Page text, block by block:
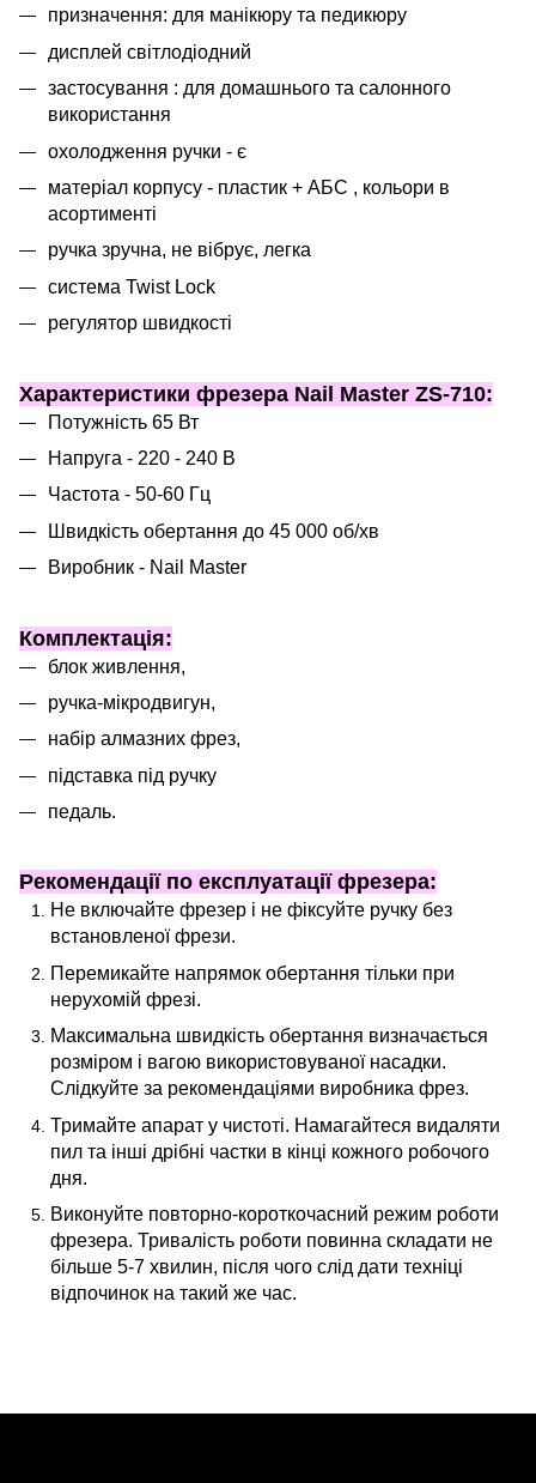
призначення: для манікюру та педикюру
дисплей світлодіодний
застосування : для домашнього та салонного
використання
охолодження ручки - є
матеріал корпусу - пластик + АБС , кольори в
асортименті
ручка зручна, не вібрує, легка
система Twist Lock
регулятор швидкості
Характеристики фрезера Nail Master ZS-710:
Потужність 65 Вт
Напруга - 220 - 240 В
Частота - 50-60 Гц
Швидкість обертання до 45 000 об/хв
Виробник - Nail Master
Комплектація:
блок живлення,
ручка-мікродвигун,
набір алмазних фрез,
підставка під ручку
педаль.
Рекомендації по експлуатації фрезера:
Не включайте фрезер і не фіксуйте ручку без
встановленої фрези.
Перемикайте напрямок обертання тільки при
нерухомій фрезі.
Максимальна швидкість обертання визначається
розміром і вагою використовуваної насадки.
Слідкуйте за рекомендаціями виробника фрез.
Тримайте апарат у чистоті. Намагайтеся видаляти
пил та інші дрібні частки в кінці кожного робочого
дня.
Виконуйте повторно-короткочасний режим роботи
фрезера. Тривалість роботи повинна складати не
більше 5-7 хвилин, після чого слід дати техніці
відпочинок на такий же час.